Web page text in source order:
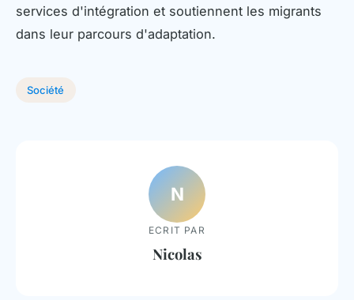
services d'intégration et soutiennent les migrants
dans leur parcours d'adaptation.
Société
N
ECRIT PAR
Nicolas